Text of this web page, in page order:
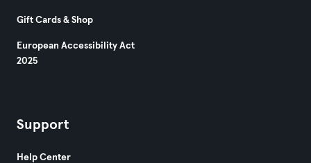
Gift Cards & Shop
European Accessibility Act
2025
Support
Help Center